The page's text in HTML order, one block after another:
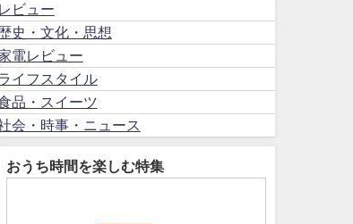
レビュー
史・文化・思想
電レビュー
イフスタイル
品・スイーツ
会・時事・ニュース
おうち時間を楽しむ特集